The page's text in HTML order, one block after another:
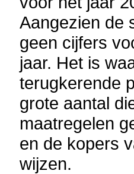
Aangezien de
geen cijfers
jaar. Het is
terugkerende
grote aantal
maatregelen
en de kopers
wijzen.